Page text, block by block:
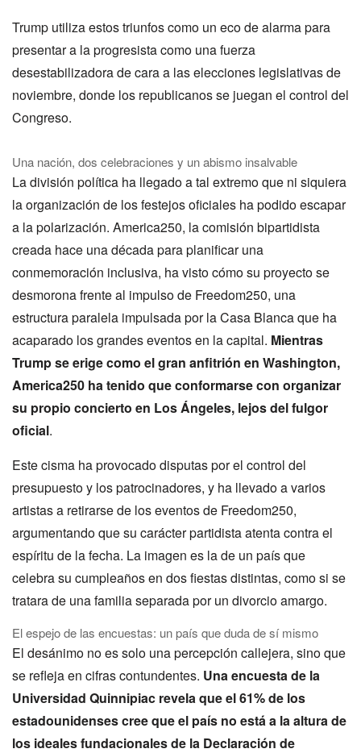
Trump utiliza estos triunfos como un eco de alarma para
presentar a la progresista como una fuerza
desestabilizadora de cara a las elecciones legislativas de
noviembre, donde los republicanos se juegan el control del
Congreso.
Una nación, dos celebraciones y un abismo insalvable
La división política ha llegado a tal extremo que ni siquiera
la organización de los festejos oficiales ha podido escapar
a la polarización. America250, la comisión bipartidista
creada hace una década para planificar una
conmemoración inclusiva, ha visto cómo su proyecto se
desmorona frente al impulso de Freedom250, una
estructura paralela impulsada por la Casa Blanca que ha
acaparado los grandes eventos en la capital. Mientras
Trump se erige como el gran anfitrión en Washington,
America250 ha tenido que conformarse con organizar
su propio concierto en Los Ángeles, lejos del fulgor
oficial.
Este cisma ha provocado disputas por el control del
presupuesto y los patrocinadores, y ha llevado a varios
artistas a retirarse de los eventos de Freedom250,
argumentando que su carácter partidista atenta contra el
espíritu de la fecha. La imagen es la de un país que
celebra su cumpleaños en dos fiestas distintas, como si se
tratara de una familia separada por un divorcio amargo.
El espejo de las encuestas: un país que duda de sí mismo
El desánimo no es solo una percepción callejera, sino que
se refleja en cifras contundentes. Una encuesta de la
Universidad Quinnipiac revela que el 61% de los
estadounidenses cree que el país no está a la altura de
los ideales fundacionales de la Declaración de